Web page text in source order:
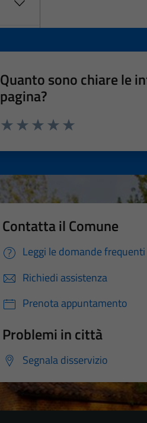
Quanto sono chiare le
pagina?
Contatta il Comune
Leggi le domande frequenti
Richiedi assistenza
Prenota appuntamento
Problemi in città
Segnala disservizio